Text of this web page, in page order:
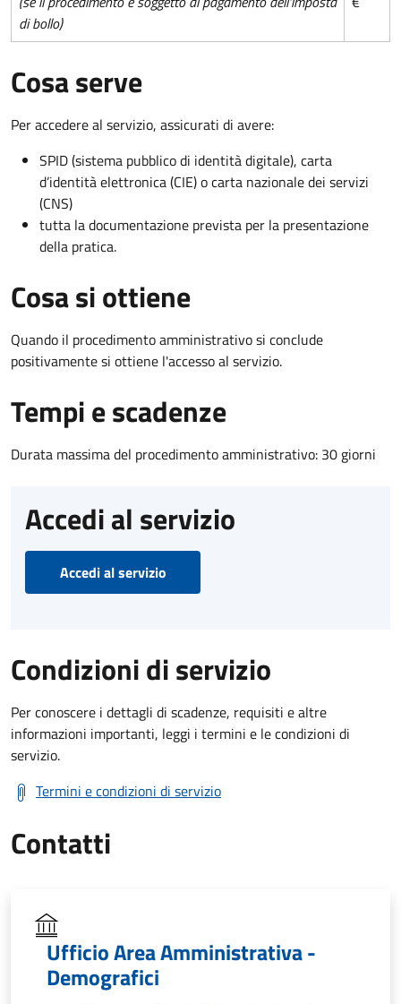
di bollo)
Cosa serve
Per accedere al servizio, assicurati di avere:
SPID (sistema pubblico di identità digitale), carta
d’identità elettronica (CIE) o carta nazionale dei servizi
(CNS)
tutta la documentazione prevista per la presentazione
della pratica.
Cosa si ottiene
Quando il procedimento amministrativo si conclude
positivamente si ottiene l'accesso al servizio.
Tempi e scadenze
Durata massima del procedimento amministrativo: 30 giorni
Accedi al servizio
Accedi al servizio
Condizioni di servizio
Per conoscere i dettagli di scadenze, requisiti e altre
informazioni importanti, leggi i termini e le condizioni di
servizio.
Termini e condizioni di servizio
Contatti
Ufficio Area Amministrativa -
Demografici